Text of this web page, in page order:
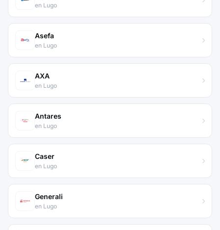
en Lugo
Asefa
en Lugo
AXA
en Lugo
Antares
en Lugo
Caser
en Lugo
Generali
en Lugo